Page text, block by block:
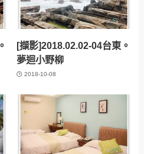
[擷影]2018.02.02-04台東。
夢迴小野柳
2018-10-08